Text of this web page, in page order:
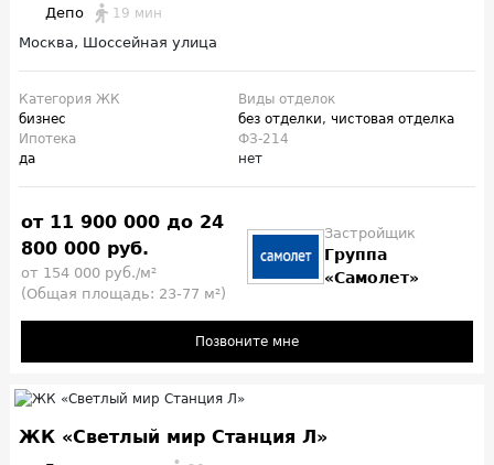
Депо 19 мин
Москва, Шоссейная улица
Категория ЖК
бизнес
Виды отделок
без отделки, чистовая отделка
Ипотека
да
ФЗ-214
нет
от 11 900 000 до 24
800 000 руб.
от 154 000 руб./м²
(Общая площадь: 23-77 м²)
Застройщик
Группа
«Самолет»
Позвоните мне
ЖК «Светлый мир Станция Л»